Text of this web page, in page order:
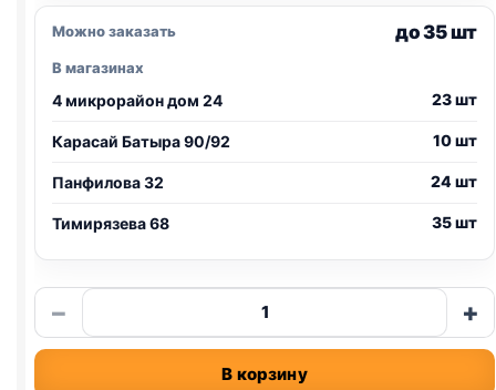
Можно заказать до 35 шт
В магазинах
4 микрорайон дом 24 23 шт
Карасай Батыра 90/92 10 шт
Панфилова 32 24 шт
Тимирязева 68 35 шт
−
Количество
товара
Hit
+
В корзину